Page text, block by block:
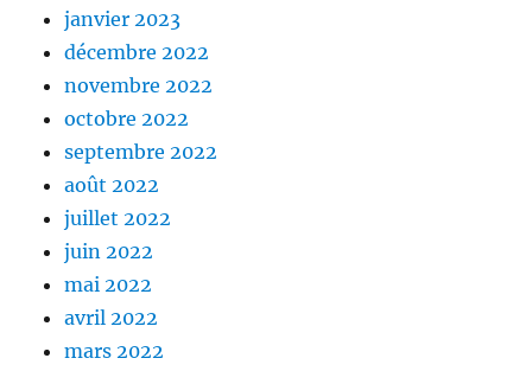
janvier 2023
décembre 2022
novembre 2022
octobre 2022
septembre 2022
août 2022
juillet 2022
juin 2022
mai 2022
avril 2022
mars 2022